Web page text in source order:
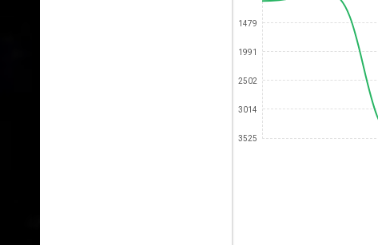
1479
1991
2502
3014
3525